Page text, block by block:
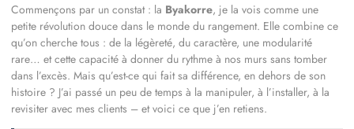
Commençons par un constat : la Byakorre, je la vois comme une
petite révolution douce dans le monde du rangement. Elle combine ce
qu’on cherche tous : de la légèreté, du caractère, une modularité
rare… et cette capacité à donner du rythme à nos murs sans tomber
dans l’excès. Mais qu’est-ce qui fait sa différence, en dehors de son
histoire ? J’ai passé un peu de temps à la manipuler, à l’installer, à la
revisiter avec mes clients – et voici ce que j’en retiens.